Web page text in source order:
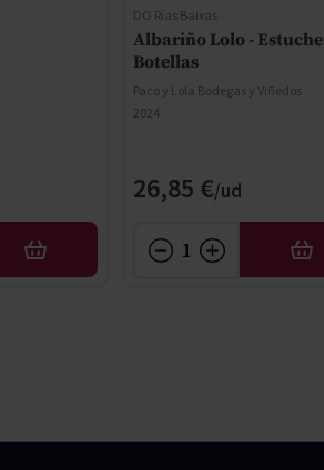
AFEGIR
DO Rías Baixas
Albariño Lolo - Estuche
Botellas
Paco y Lola Bodegas y Viñedos
2024
26,85 €